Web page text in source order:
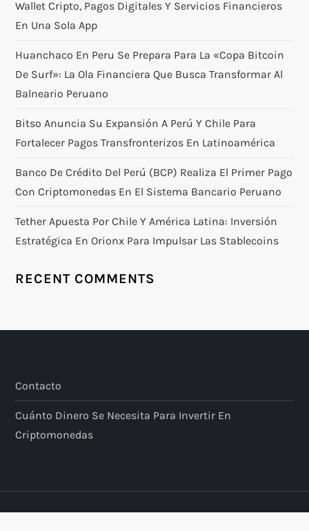
Wallet Cripto, Pagos Digitales Y Servicios Financieros
En Una Sola App
Huanchaco En Peru Se Prepara Para La «Copa Bitcoin
De Surf»: La Ola Financiera Que Busca Transformar Al
Balneario Peruano
Bitso Anuncia Su Expansión A Perú Y Chile Para
Fortalecer Pagos Transfronterizos En Latinoamérica
Banco De Crédito Del Perú (BCP) Realiza El Primer Pago
Con Criptomonedas En El Sistema Bancario Peruano
Tether Apuesta Por Chile Y América Latina: Inversión
Estratégica En Orionx Para Impulsar Las Stablecoins
RECENT COMMENTS
Contacto
Cuánto Dinero Se Necesita Para Invertir En
Criptomonedas